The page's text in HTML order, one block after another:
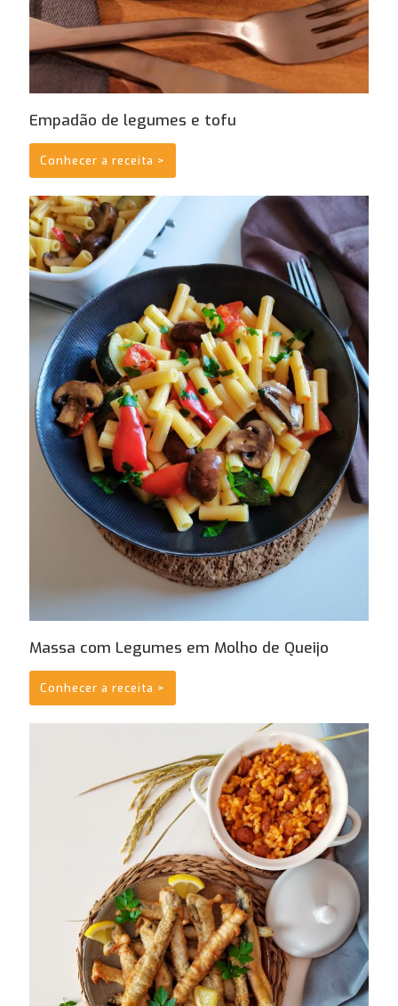
Empadão de legumes e tofu
Conhecer a receita >
Massa com Legumes em Molho de Queijo
Conhecer a receita >